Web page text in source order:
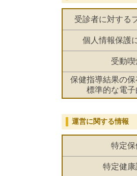
受診者に対する
個人情報保護
受動
保健指導結果の
標準的な電
運営に関する情報
特定
特定健